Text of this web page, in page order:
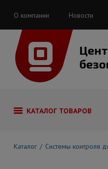
О компании Новости
КАТАЛОГ ТОВАРОВ
Каталог Системы контроля